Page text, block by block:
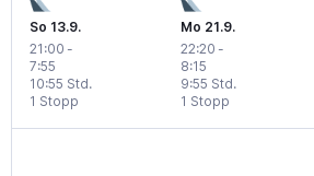
So 13.9.
21:00 -
7:55
1 Stopp
10:55 Std.
Mo 21.9.
22:20 -
8:15
1 Stopp
9:55 Std.